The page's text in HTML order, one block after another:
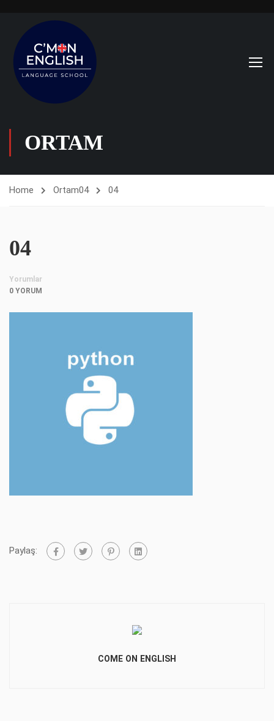
ORTAM
Home Ortam04 04
04
Yorumlar
0 YORUM
Paylaş:
COME ON ENGLISH